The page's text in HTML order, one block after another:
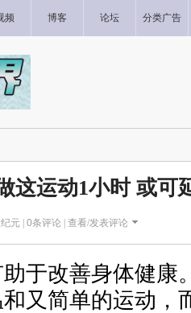
频 博客 论坛 分类广告
这运动1小时 或可
元 | 0条评论 | 查看/发表评论
于改善身体健康
又简单的运动，